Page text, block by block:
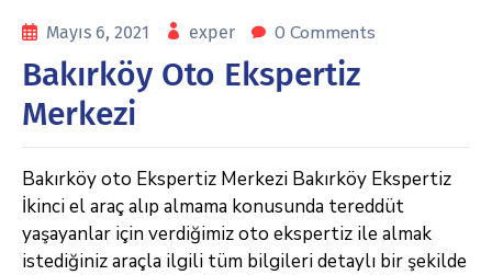
Mayıs 6, 2021 exper 0 Comments
Bakırköy Oto Ekspertiz
Merkezi
Bakırköy oto Ekspertiz Merkezi Bakırköy Ekspertiz
İkinci el araç alıp almama konusunda tereddüt
yaşayanlar için verdiğimiz oto ekspertiz ile almak
istediğiniz araçla ilgili tüm bilgileri detaylı bir şekilde